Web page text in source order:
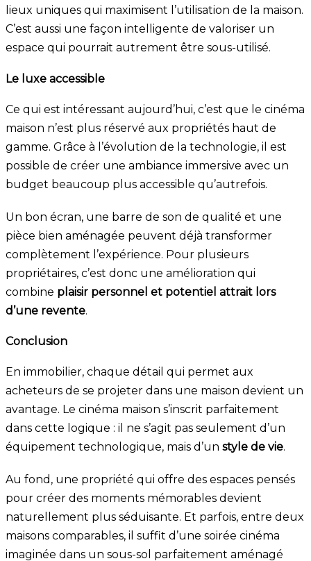
lieux uniques qui maximisent l’utilisation de la maison.
C’est aussi une façon intelligente de valoriser un
espace qui pourrait autrement être sous-utilisé.
Le luxe accessible
Ce qui est intéressant aujourd’hui, c’est que le cinéma
maison n’est plus réservé aux propriétés haut de
gamme. Grâce à l’évolution de la technologie, il est
possible de créer une ambiance immersive avec un
budget beaucoup plus accessible qu’autrefois.
Un bon écran, une barre de son de qualité et une
pièce bien aménagée peuvent déjà transformer
complètement l’expérience. Pour plusieurs
propriétaires, c’est donc une amélioration qui
combine plaisir personnel et potentiel attrait lors
d’une revente.
Conclusion
En immobilier, chaque détail qui permet aux
acheteurs de se projeter dans une maison devient un
avantage. Le cinéma maison s’inscrit parfaitement
dans cette logique : il ne s’agit pas seulement d’un
équipement technologique, mais d’un style de vie.
Au fond, une propriété qui offre des espaces pensés
pour créer des moments mémorables devient
naturellement plus séduisante. Et parfois, entre deux
maisons comparables, il suffit d’une soirée cinéma
imaginée dans un sous-sol parfaitement aménagé